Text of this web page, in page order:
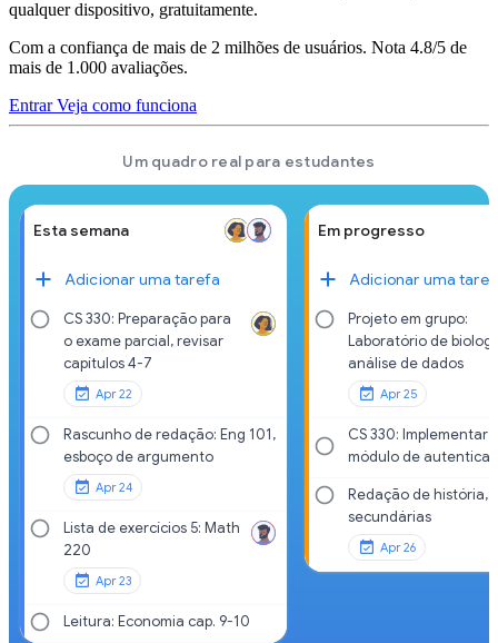
qualquer dispositivo, gratuitamente.
Com a confiança de mais de 2 milhões de usuários. Nota 4.8/5 de
mais de 1.000 avaliações.
EntrarVeja como funciona
Um quadro real para estudantes
Esta semana
Adicionar uma tarefa
CS 330: Preparação para
o exame parcial, revisar
capítulos 4-7
Apr 22
Rascunho de redação: Eng 101,
esboço de argumento
Apr 24
Lista de exercícios 5: Math
220
Apr 23
Leitura: Economia cap. 9-10
Em progresso
Adicionar uma
Projeto em grupo:
Laboratório de
análise de dados
Apr 25
CS 330: Implementar
módulo de
Redação de história,
secundárias
Apr 26